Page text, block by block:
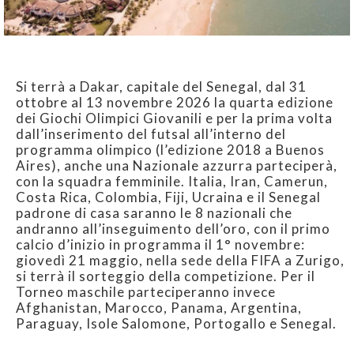
Si terrà a Dakar, capitale del Senegal, dal 31
ottobre al 13 novembre 2026 la quarta edizione
dei Giochi Olimpici Giovanili e per la prima volta
dall’inserimento del futsal all’interno del
programma olimpico (l’edizione 2018 a Buenos
Aires), anche una Nazionale azzurra parteciperà,
con la squadra femminile. Italia, Iran, Camerun,
Costa Rica, Colombia, Fiji, Ucraina e il Senegal
padrone di casa saranno le 8 nazionali che
andranno all’inseguimento dell’oro, con il primo
calcio d’inizio in programma il 1° novembre:
giovedì 21 maggio, nella sede della FIFA a Zurigo,
si terrà il sorteggio della competizione. Per il
Torneo maschile parteciperanno invece
Afghanistan, Marocco, Panama, Argentina,
Paraguay, Isole Salomone, Portogallo e Senegal.